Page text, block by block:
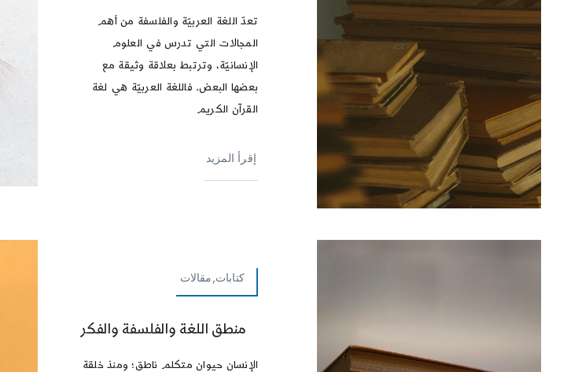
تعدّ اللغة العربيّة والفلسفة من أهم
المجالات التي تدرس في العلوم
الإنسانيّة، وترتبط بعلاقة وثيقة مع
بعضها البعض. فاللغة العربيّة هي لغة
القرآن الكريم
إقرأ المزيد
كتابات,مقالات
منطق اللغة والفلسفة والفكر
الإنسان حيوان متكلم ناطق؛ ومنذ خلقة